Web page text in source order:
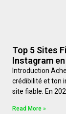
Top 5 Sites
Instagram
Introduction
crédibilité et ton
site fiable. En
Read More »